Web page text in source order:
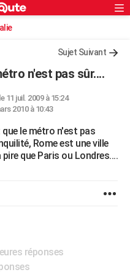
Sujet Suivant
n'est pas sûr....
11 juil. 2009 à 15:24
2010 à 10:43
que le métro n'est pas
Rome est une ville
que Paris ou Londres....
réponses